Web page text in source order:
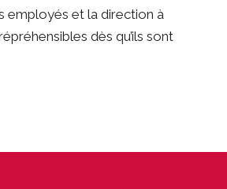
employés et la direction à
dès qu’ils sont